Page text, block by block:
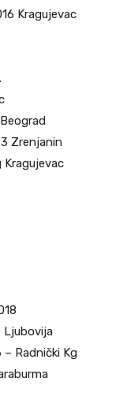
Kragujevac
Zrenjanin
Kragujevac
Ljubovija
– Radnički Kg